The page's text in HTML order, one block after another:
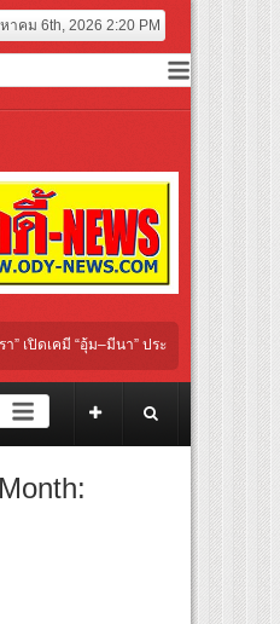
าคม 6th, 2026 2:20 PM
อุ้ม–มีนา” ประกบคู่ครั้งสำคัญ ชวนแฟนปักหมุ
แคมเปญ “HPV ไม่เป็นไร…ไม่ได้”
สาวทีมชาติไทย 15 ส.ค.นี้
เชียงดาใน “หอมแผ่นดินฯ”
ะขาบหนังไทยในรอบปฐมทัศน์โลก ณ เทศ
งประชันความสยอง!
อุ้ม–มีนา” ประกบคู่ครั้งสำคัญ ชวนแฟนปักหมุ